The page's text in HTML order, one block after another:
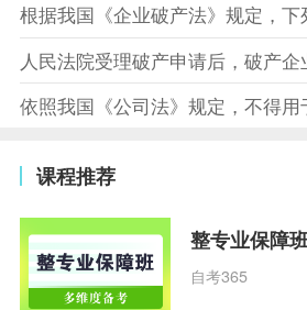
根据我国《企业破产法》规定，
人民法院受理破产申请后，破产
依照我国《公司法》规定，不得
课程推荐
整专业保障
自考365